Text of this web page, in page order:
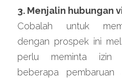
3. Menjalin hubungan
Cobalah untuk
dengan prospek ini
perlu meminta izin
beberapa pembaruan